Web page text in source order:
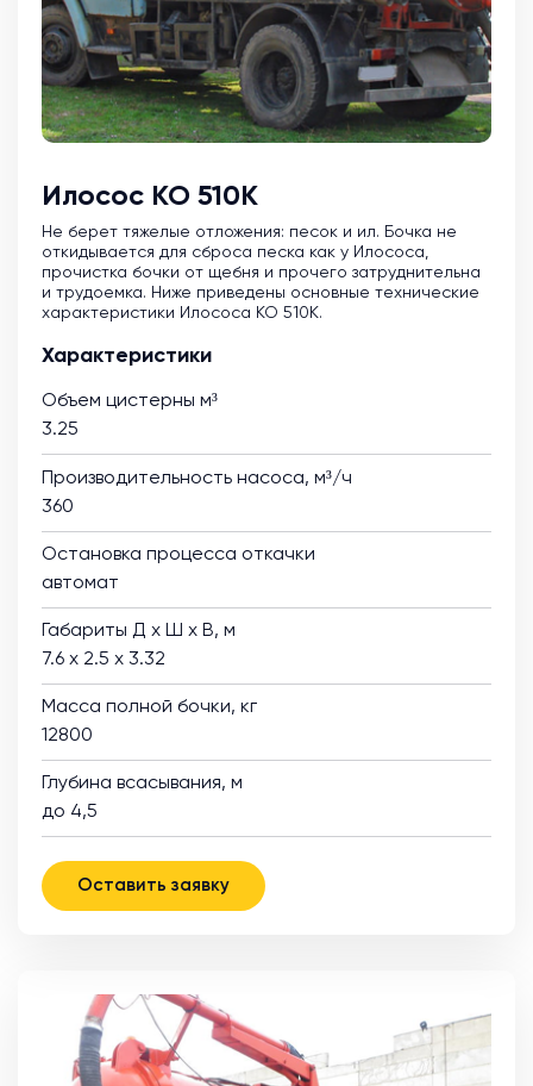
Илосос КО 510К
Не берет тяжелые отложения: песок и ил. Бочка не
откидывается для сброса песка как у Илососа,
прочистка бочки от щебня и прочего затруднительна
и трудоемка. Ниже приведены основные технические
характеристики Илососа КО 510К.
Характеристики
Объем цистерны м³
3.25
Производительность насоса, м³/ч
360
Остановка процесса откачки
автомат
Габариты Д х Ш х В, м
7.6 х 2.5 х 3.32
Масса полной бочки, кг
12800
Глубина всасывания, м
до 4,5
Оставить заявку